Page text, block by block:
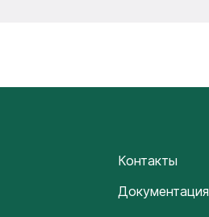
Контакты
Документация